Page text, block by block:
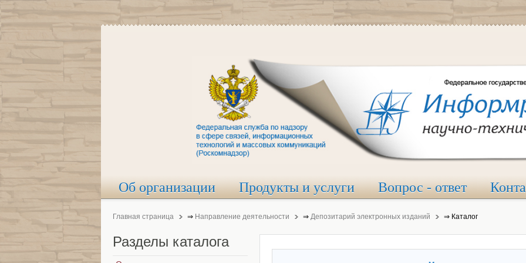
Об организации Продукты и услуги Вопрос - ответ
Главная страница ⇒ Направление деятельности ⇒ Депозитарий электронных изданий ⇒ Каталог
Разделы каталога